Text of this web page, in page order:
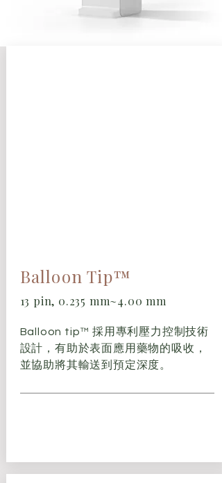
Balloon Tip™
13 pin, 0.235 mm~4.00 mm
Balloon tip™ 採用專利壓力控制技術
設計，有助於表面應用藥物的吸收，
並協助將其輸送到預定深度。